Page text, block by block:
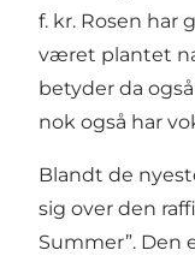
f. kr. Rosen har
været plantet
betyder da
nok også har
Blandt de
sig over den
Summer”. Den